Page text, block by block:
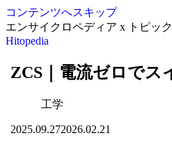
コンテンツへスキップ
エンサイクロペディア x トピッ
Hitopedia
ZCS｜電流ゼロでス
工学
2025.09.272026.02.21